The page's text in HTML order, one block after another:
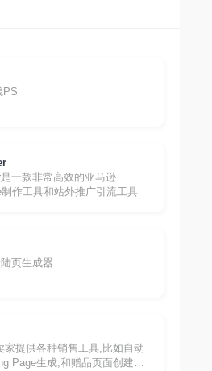
PS
一款非常高效的亚马逊
制作工具和站外推广引流工具
页生成器
家提供各种销售工具,比如自动
Page生成,和赠品页面创建